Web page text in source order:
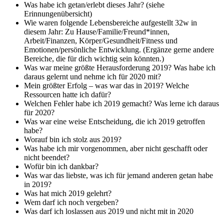
Was habe ich getan/erlebt dieses Jahr? (siehe
Erinnungenübersicht)
Wie waren folgende Lebensbereiche aufgestellt 32w in
diesem Jahr: Zu Hause/Familie/Freund*innen,
Arbeit/Finanzen, Körper/Gesundheit/Fitness und
Emotionen/persönliche Entwicklung. (Ergänze gerne andere
Bereiche, die für dich wichtig sein könnten.)
Was war meine größte Herausforderung 2019? Was habe ich
daraus gelernt und nehme ich für 2020 mit?
Mein größter Erfolg – was war das in 2019? Welche
Ressourcen hatte ich dafür?
Welchen Fehler habe ich 2019 gemacht? Was lerne ich daraus
für 2020?
Was war eine weise Entscheidung, die ich 2019 getroffen
habe?
Worauf bin ich stolz aus 2019?
Was habe ich mir vorgenommen, aber nicht geschafft oder
nicht beendet?
Wofür bin ich dankbar?
Was war das liebste, was ich für jemand anderen getan habe
in 2019?
Was hat mich 2019 gelehrt?
Wem darf ich noch vergeben?
Was darf ich loslassen aus 2019 und nicht mit in 2020